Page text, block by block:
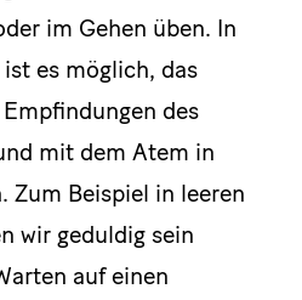
im Gehen üben. In
es möglich, das
des
mit dem Atem in
Zum Beispiel in leeren
wir geduldig sein
auf einen